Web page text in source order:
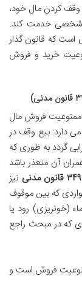
وقف کردن مال خود،
خدمت کند.
که قانون گذار
خرید و فروش
ممنوعیت فروش مال
دارد: بیع وقف در
گردد به طوری که
آن متعذر باشد
نیز
که بین موقوف
(خونریزی) رود یا
که در مبحث راجع
فروش است و